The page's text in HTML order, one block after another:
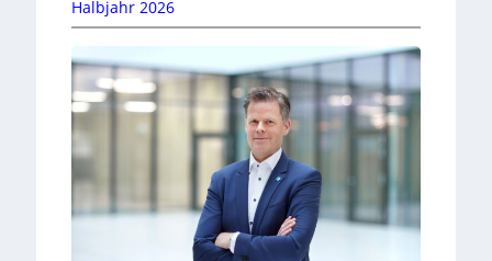
Halbjahr 2026